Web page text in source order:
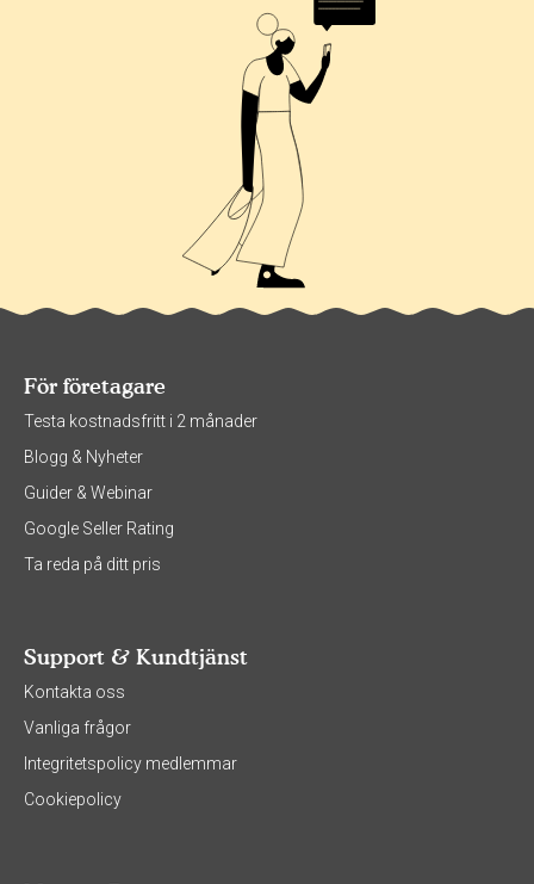
För företagare
Testa kostnadsfritt i 2 månader
Blogg & Nyheter
Guider & Webinar
Google Seller Rating
Ta reda på ditt pris
Support & Kundtjänst
Kontakta oss
Vanliga frågor
Integritetspolicy medlemmar
Cookiepolicy